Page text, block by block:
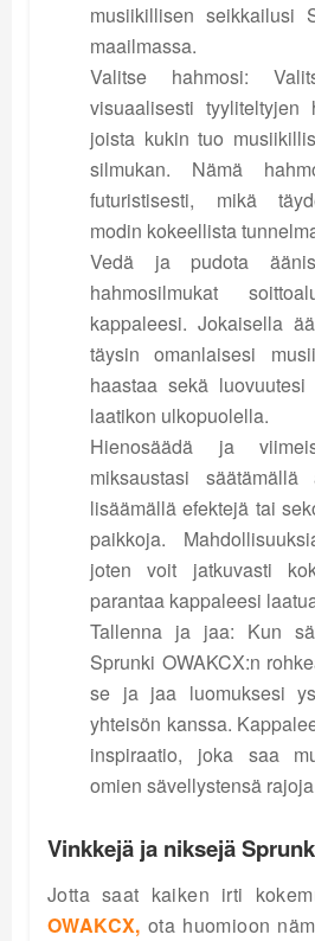
musiikillisen seikkailusi
maailmassa.
Valitse hahmosi:
visuaalisesti tyyliteltyjen
joista kukin tuo
silmukan. Nämä
futuristisesti, mikä
modin kokeellista
Vedä ja pudota
hahmosilmukat
kappaleesi. Jokaisella
täysin omanlaisesi
haastaa sekä
laatikon ulkopuolella.
Hienosäädä ja
miksaustasi säätämällä
lisäämällä efektejä tai
paikkoja.
joten voit jatkuvasti
parantaa kappaleesi
Tallenna ja jaa: Kun
Sprunki OWAKCX:n
se ja jaa luomuksesi
yhteisön kanssa.
inspiraatio, joka saa
omien sävellystensä
Vinkkejä ja niksejä
Jotta saat kaiken irti
OWAKCX, ota huomioon